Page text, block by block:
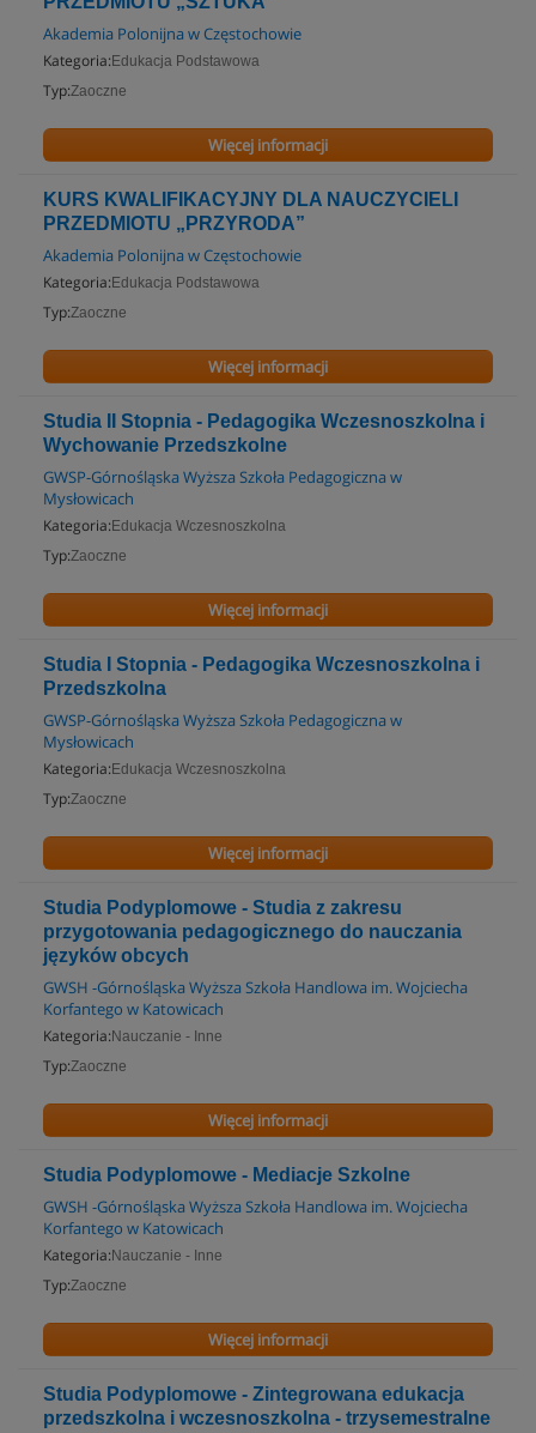
Akademia Polonijna w Częstochowie
Kategoria: Edukacja Podstawowa
Typ:Zaoczne
Więcej informacji
KURS KWALIFIKACYJNY DLA NAUCZYCIELI
PRZEDMIOTU „PRZYRODA”
Akademia Polonijna w Częstochowie
Kategoria: Edukacja Podstawowa
Typ:Zaoczne
Więcej informacji
Studia II Stopnia - Pedagogika Wczesnoszkolna i
Wychowanie Przedszkolne
GWSP-Górnośląska Wyższa Szkoła Pedagogiczna w
Mysłowicach
Kategoria: Edukacja Wczesnoszkolna
Typ:Zaoczne
Więcej informacji
Studia I Stopnia - Pedagogika Wczesnoszkolna i
Przedszkolna
GWSP-Górnośląska Wyższa Szkoła Pedagogiczna w
Mysłowicach
Kategoria: Edukacja Wczesnoszkolna
Typ:Zaoczne
Więcej informacji
Studia Podyplomowe - Studia z zakresu
przygotowania pedagogicznego do nauczania
języków obcych
GWSH -Górnośląska Wyższa Szkoła Handlowa im. Wojciecha
Korfantego w Katowicach
Kategoria: Nauczanie - Inne
Typ:Zaoczne
Więcej informacji
Studia Podyplomowe - Mediacje Szkolne
GWSH -Górnośląska Wyższa Szkoła Handlowa im. Wojciecha
Korfantego w Katowicach
Kategoria: Nauczanie - Inne
Typ:Zaoczne
Więcej informacji
Studia Podyplomowe - Zintegrowana edukacja
przedszkolna i wczesnoszkolna - trzysemestralne